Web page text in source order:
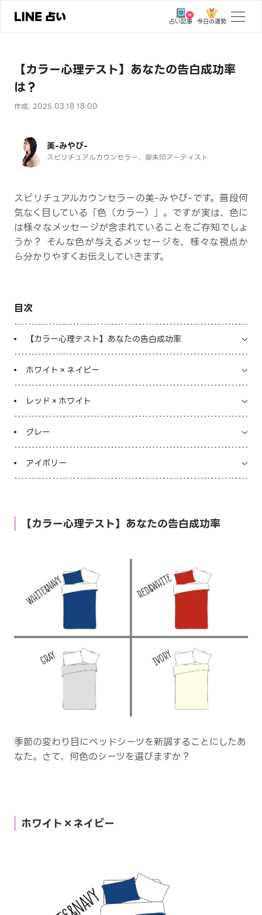
占い記事 今日の運勢
ユーザーの声
相談事例
おすすめの占い師
よくある質問
えもじの子（占）12星座占い
占い記事
お知らせ
※LINEアプリ内のサービスページへ遷移します
【カラー心理テスト】あなたの告白成功率
は？
作成: 2025.03.18 18:00
美-みやび-
スピリチュアルカウンセラー、御朱印アーティスト
スピリチュアルカウンセラーの美-みやび-です。普段何
気なく目している「色（カラー）」。ですが実は、色に
は様々なメッセージが含まれていることをご存知でしょ
うか？ そんな色が与えるメッセージを、様々な視点か
ら分かりやすくお伝えしていきます。
目次
【カラー心理テスト】あなたの告白成功率
ホワイト×ネイビー
レッド×ホワイト
グレー
アイボリー
【カラー心理テスト】あなたの告白成功率
季節の変わり目にベッドシーツを新調することにしたあ
なた。さて、何色のシーツを選びますか？
ホワイト×ネイビー